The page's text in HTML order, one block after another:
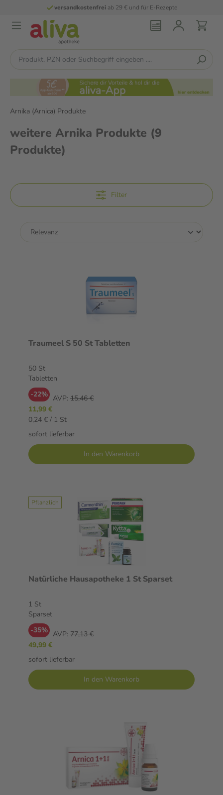
versandkostenfreiab 29 € und für E-Rezepte
Arnika (Arnica) Produkte
weitere Arnika Produkte (9
Produkte)
Filter
Traumeel S 50 St Tabletten
50 St
Tabletten
-22% AVP: 15,46 €
11,99 €
0,24 € / 1 St
sofort lieferbar
In den Warenkorb
Pflanzlich
Natürliche Hausapotheke 1 St Sparset
1 St
Sparset
-35% AVP: 77,13 €
49,99 €
sofort lieferbar
In den Warenkorb